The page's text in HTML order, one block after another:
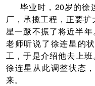
毕业时，20岁的徐
厂，承揽工程，正要
星一蹶不振了将近半年
老师听说了徐连星的
工，于是介绍他去上
徐连星从此调整状态
来。